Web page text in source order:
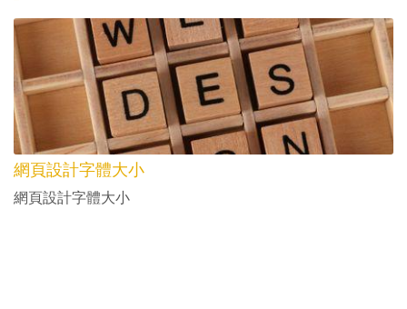
網頁設計字體大小
網頁設計字體大小